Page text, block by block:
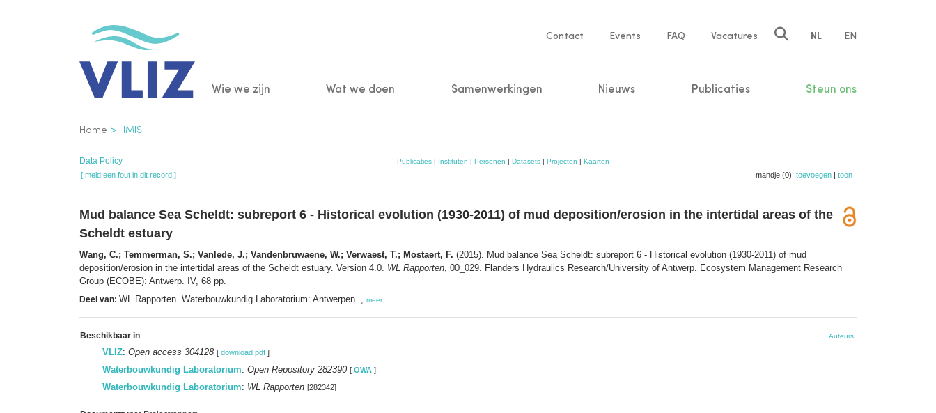
Service
Contact Events FAQ Vacatures NL EN
Main
Wie we zijn Wat we doen Samenwerkingen Nieuws Publicaties Steun ons
Kruimelpad
Home IMIS
Data Policy Publicaties| Instituten | Personen | Datasets| Projecten | Kaarten
[ meld een fout in dit record ] mandje (0): toevoegen | toon
Mud balance Sea Scheldt: subreport 6 - Historical evolution (1930-2011) of mud deposition/erosion in the intertidal areas of the
Scheldt estuary
Wang, C.; Temmerman, S.; Vanlede, J.; Vandenbruwaene, W.; Verwaest, T.; Mostaert, F. (2015). Mud balance Sea Scheldt: subreport 6 - Historical evolution (1930-2011) of mud
deposition/erosion in the intertidal areas of the Scheldt estuary. Version 4.0. WL Rapporten , 00_029. Flanders Hydraulics Research/University of Antwerp. Ecosystem Management Research
Group (ECOBE): Antwerp. IV, 68 pp.
Deel van: WL Rapporten. Waterbouwkundig Laboratorium: Antwerpen. , meer
Beschikbaar in Auteurs
VLIZ: Open access 304128 [ download pdf ]
Waterbouwkundig Laboratorium: Open Repository 282390 [ OWA ]
Waterbouwkundig Laboratorium: WL Rapporten [282342]